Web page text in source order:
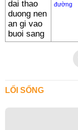
đường
LỐI SỐNG